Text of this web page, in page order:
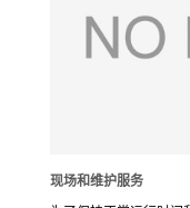
现场和维护服务